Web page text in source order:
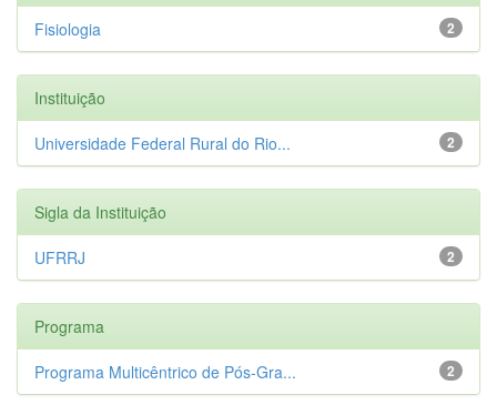
2
Fisiologia
Instituição
2
Universidade Federal Rural do Rio...
Sigla da Instituição
2
UFRRJ
Programa
2
Programa Multicêntrico de Pós-Gra...